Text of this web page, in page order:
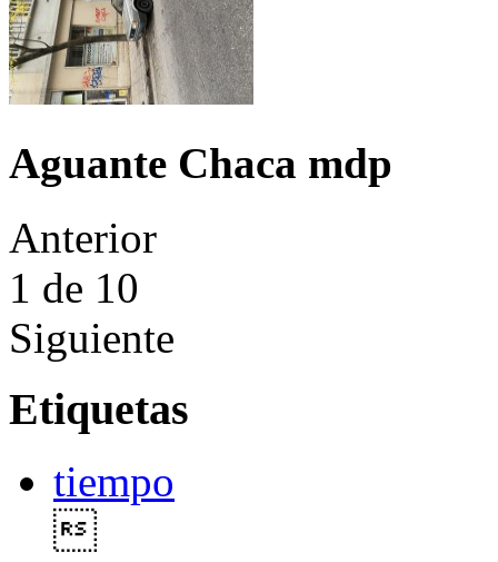
Aguante Chaca mdp
Anterior
1 de 10
Siguiente
Etiquetas
tiempo